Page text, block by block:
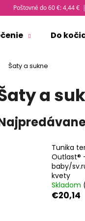
Poštovné do 60 €: 4,44
Do
Šaty a sukne
a
Tunika
Outlast®
baby/
kvety
Skladom
€20,14